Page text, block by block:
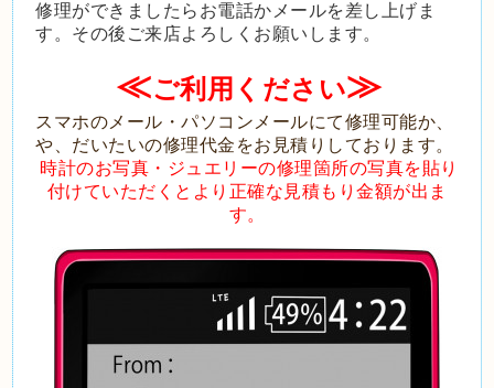
修理ができましたらお電話かメールを差し上げま
す。その後ご来店よろしくお願いします。
≪ご利用ください≫
スマホのメール・パソコンメールにて修理可能か、
や、だいたいの修理代金をお見積りしております。
時計のお写真・ジュエリーの修理箇所の写真を貼り
付けていただくとより正確な見積もり金額が出ま
す。